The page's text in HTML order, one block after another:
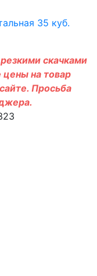
скачками
на товар
Просьба